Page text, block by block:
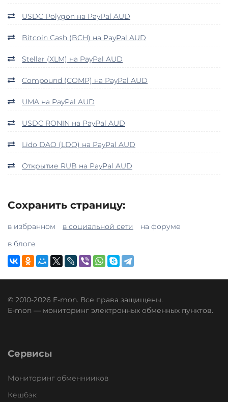
USDC Polygon на PayPal AUD
Bitcoin Cash (BCH) на PayPal AUD
Stellar (XLM) на PayPal AUD
Compound (COMP) на PayPal AUD
UMA на PayPal AUD
USDC RONIN на PayPal AUD
Lido DAO (LDO) на PayPal AUD
Открытие RUB на PayPal AUD
Сохранить страницу:
в избранном в социальной сети
на форуме
в блоге
© 2010-2026 E-mon. Все права защищены.
E-mon — мониторинг электронных обменных пунктов.
Сервисы
Мониторинг обменнииков
Кешбэк